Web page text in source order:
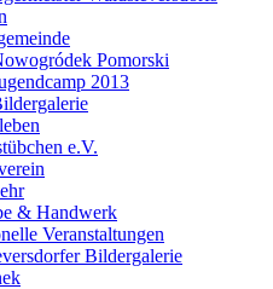
Pomorski
2013
e.V.
& Handwerk
Veranstaltungen
Bildergalerie